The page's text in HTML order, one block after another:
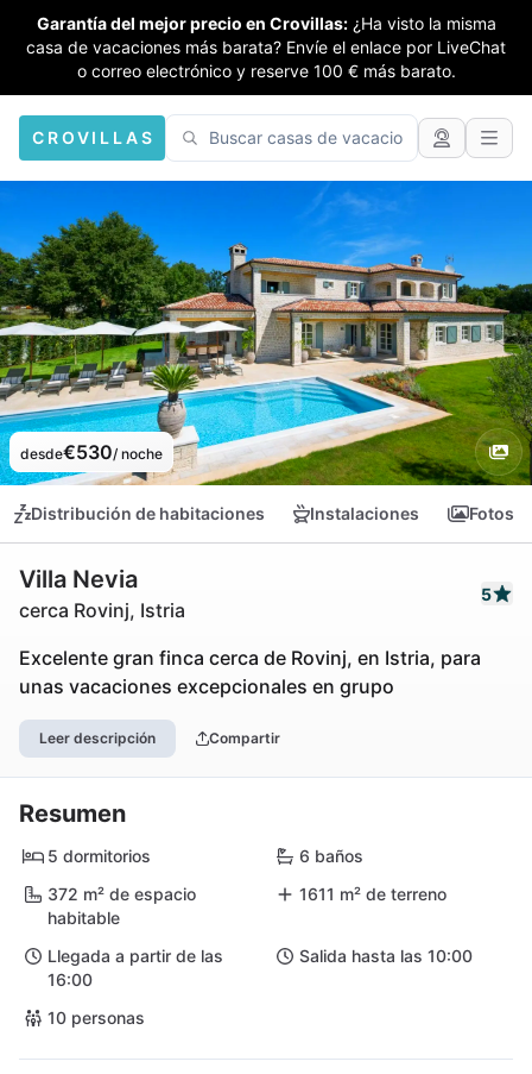
Garantía del mejor precio en Crovillas: ¿Ha visto la misma
casa de vacaciones más barata? Envíe el enlace por LiveChat
o correo electrónico y reserve 100 € más barato.
CROVILLAS
desde€530/ noche
Distribución de habitaciones Instalaciones Fotos
Villa Nevia
cerca Rovinj, Istria
5
Excelente gran finca cerca de Rovinj, en Istria, para
unas vacaciones excepcionales en grupo
Leer descripción Compartir
Resumen
5 dormitorios
6 baños
372 m² de espacio
habitable
1611 m² de terreno
Llegada a partir de las
16:00
Salida hasta las 10:00
10 personas